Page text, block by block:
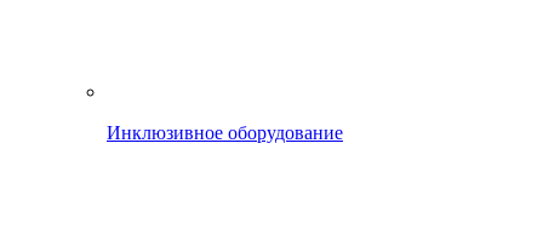
Инклюзивное оборудование